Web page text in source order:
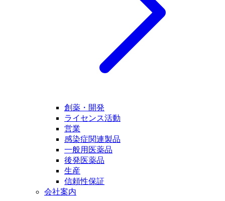
創薬・開発
ライセンス活動
営業
感染症関連製品
一般用医薬品
後発医薬品
生産
信頼性保証
会社案内